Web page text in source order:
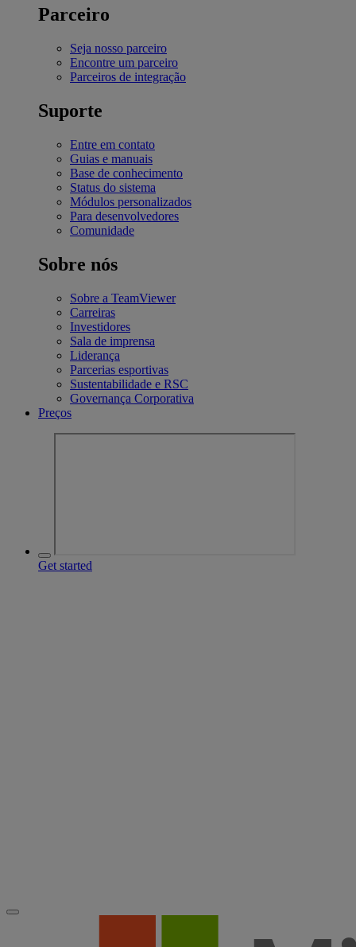
Parceiro
Seja nosso parceiro
Encontre um parceiro
Parceiros de integração
Suporte
Entre em contato
Guias e manuais
Base de conhecimento
Status do sistema
Módulos personalizados
Para desenvolvedores
Comunidade
Sobre nós
Sobre a TeamViewer
Carreiras
Investidores
Sala de imprensa
Liderança
Parcerias esportivas
Sustentabilidade e RSC
Governança Corporativa
Preços
Get started